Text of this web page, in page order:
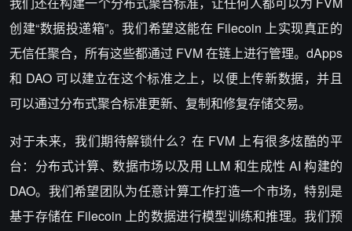
创建“数据投递箱”。我们希望这能在 Filecoin 上实现真正的
无信任聚合，所有这些都通过 FVM 在链上进行管理。dApps
和 DAO 可以建立在这个标准之上，以便上传新数据，并且
可以通过分布式聚合标准更新、复制和修复存储交易。
对于未来，我们期待解锁什么？在 FVM 上有很多炫酷的平
台：分布式计算、数据市场以及用 LLM 和生成性 AI 构建的
DAO。我们希望团队为任意计算工作打造一个市场，特别是
基于存储在 Filecoin 上的数据进行模型训练和推理。我们预